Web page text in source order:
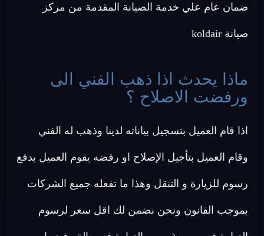
ضمان عام علي خدمة الصيانة المقدمة من مركز
صيانة koldair
ماذا يحدث اذا ذهب الفني الى
ورفضت الاصلاح ؟
اذا قام العميل بتسجيل بياناته لدينا وذهب له الفني
وقام العميل بتأجيل الإصلاح او رفضه يقوم العميل بدفع
رسوم للزيارة و التنقل وهذا ما تفعله جميع الشركات
بموجب القانون ونحن نضمن لك اقل سعر لرسوم